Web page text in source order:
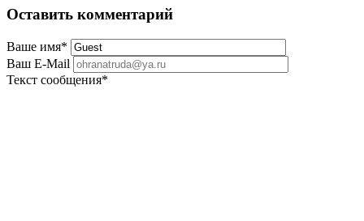
Оставить комментарий
Ваше имя*
Ваш E-Mail
Текст сообщения*